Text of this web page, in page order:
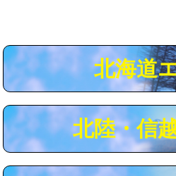
用（追加）/3ｍ超え)
給水管工事※（ライニング鋼管・銅
給水管工事※（ライニング鋼管・銅
管・ポリ管・HT管使用/3ｍ超え)
マス交換（土の掘削・埋め戻し作
北海道
北陸・信